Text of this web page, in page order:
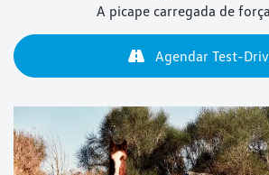
A picape carregada de
Agendar Test-